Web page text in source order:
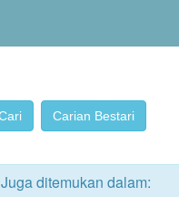
Juga ditemukan dalam: